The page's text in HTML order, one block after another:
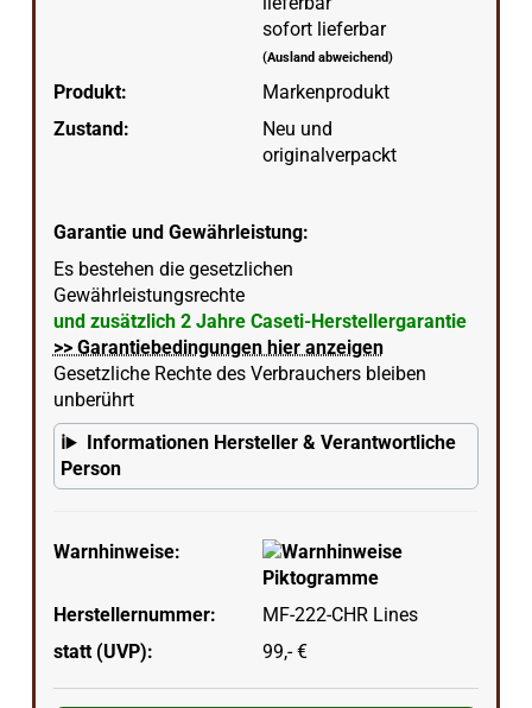
sofort lieferbar
(Ausland abweichend)
Produkt:
Markenprodukt
Zustand:
Neu und
originalverpackt
Garantie und Gewährleistung:
Es bestehen die gesetzlichen
Gewährleistungsrechte
und zusätzlich 2 Jahre Caseti-Herstellergarantie
>> Garantiebedingungen hier anzeigen
Gesetzliche Rechte des Verbrauchers bleiben
unberührt
Informationen Hersteller & Verantwortliche
Person
Warnhinweise:
Herstellernummer:
MF-222-CHR Lines
statt (UVP):
99,- €